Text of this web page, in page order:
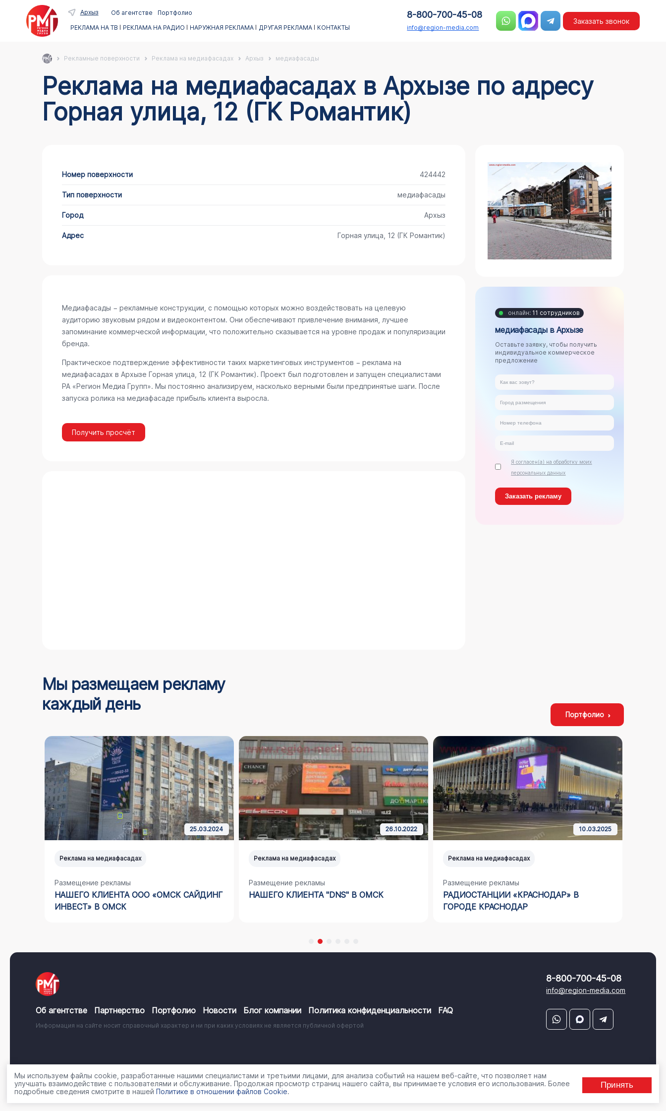
Архыз Об агентстве
Портфолио
РЕКЛАМА НА ТВ
РЕКЛАМА НА РАДИО НАРУЖНАЯ РЕКЛАМА ДРУГАЯ РЕКЛАМА КОНТАКТЫ
8-800-700-45-08
info@region-media.com
Заказать звонок
Рекламные поверхности Реклама на медиафасадах Архыз медиафасады
Реклама на медиафасадах в Архызе по адресу
Горная улица, 12 (ГК Романтик)
Номер поверхности 424442
Тип поверхности медиафасады
Город Архыз
Адрес Горная улица, 12 (ГК Романтик)
Медиафасады − рекламные конструкции, с помощью которых можно воздействовать на целевую
аудиторию звуковым рядом и видеоконтентом. Они обеспечивают привлечение внимания, лучшее
запоминание коммерческой информации, что положительно сказывается на уровне продаж и популяризации
бренда.
Практическое подтверждение эффективности таких маркетинговых инструментов − реклама на
медиафасадах в Архызе Горная улица, 12 (ГК Романтик). Проект был подготовлен и запущен специалистами
РА «Регион Медиа Групп». Мы постоянно анализируем, насколько верными были предпринятые шаги. После
запуска ролика на медиафасаде прибыль клиента выросла.
Получить просчёт
онлайн: 11 сотрудников
медиафасады в Архызе
Оставьте заявку, чтобы получить
индивидуальное коммерческое
предложение
Я согласен(а) на обработку моих
персональных данных
Мы размещаем рекламу
каждый день
Портфолио
25.03.2024
Реклама на медиафасадах
Размещение рекламы
НАШЕГО КЛИЕНТА ООО «ОМСК САЙДИНГ
ИНВЕСТ» В ОМСК
26.10.2022
Реклама на медиафасадах
Размещение рекламы
НАШЕГО КЛИЕНТА "DNS" В ОМСК
10.03.2025
Реклама на медиафасадах
Размещение рекламы
РАДИОСТАНЦИИ «КРАСНОДАР» В
ГОРОДЕ КРАСНОДАР
8-800-700-45-08
info@region-media.com
Об агентстве Партнерство Портфолио Новости Блог компании Политика конфиденциальности FAQ
Информация на сайте носит справочный характер и ни при каких условиях не является публичной офертой
© 2001 - 2026, ООО «Регион Медиа Групп» Политика обработки персональных данных
Мы используем файлы cookie, разработанные нашими специалистами и третьими лицами, для анализа событий на нашем веб-сайте, что позволяет нам
улучшать взаимодействие с пользователями и обслуживание. Продолжая просмотр страниц нашего сайта, вы принимаете условия его использования. Более
подробные сведения смотрите в нашей Политике в отношении файлов Cookie.
Принять